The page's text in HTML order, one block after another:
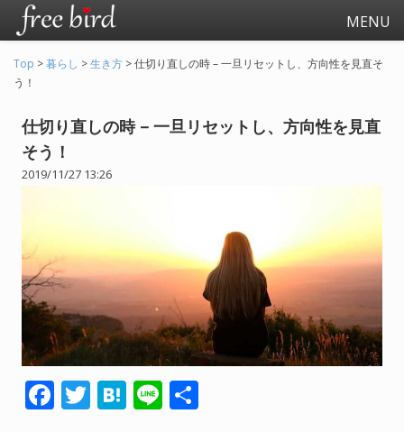
MENU
会社生活
会社の仕事全般
会社の人間関係
退職関連
Top >暮らし >生き方 >仕切り直しの時 – 一旦リセットし、方向性を見直そ
う！
仕切り直しの時 – 一旦リセットし、方向性を見直
そう！
2019/11/27 13:26
F T H Li